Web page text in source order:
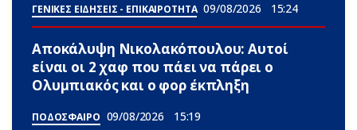
ΓΕΝΙΚΕΣ ΕΙΔΗΣΕΙΣ - ΕΠΙΚΑΙΡΟΤΗΤΑ 09/08/2026 15:24
Αποκάλυψη Νικολακόπουλου: Αυτοί
είναι οι 2 χαφ που πάει να πάρει ο
Ολυμπιακός και ο φορ έκπληξη
ΠΟΔΟΣΦΑΙΡΟ 09/08/2026 15:19